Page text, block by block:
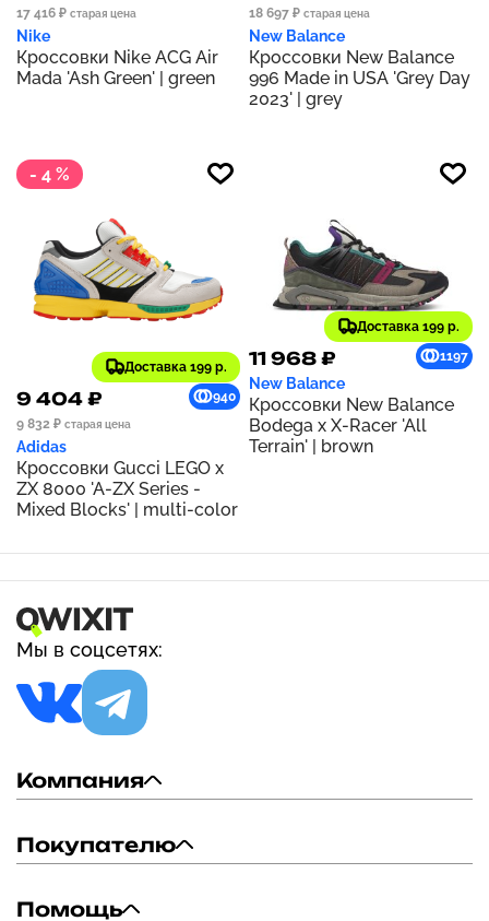
17 416 ₽ старая цена
Nike
Кроссовки Nike ACG Air
Mada 'Ash Green' | green
18 697 ₽ старая цена
New Balance
Кроссовки New Balance
996 Made in USA 'Grey Day
2023' | grey
- 4 %
Доставка 199 р.
9 404 ₽
940
9 832 ₽ старая цена
Adidas
Кроссовки Gucci LEGO x
ZX 8000 'A-ZX Series -
Mixed Blocks' | multi-color
Доставка 199 р.
11 968 ₽ 1197
New Balance
Кроссовки New Balance
Bodega x X-Racer 'All
Terrain' | brown
Мы в соцсетях:
Компания
Покупателю
Помощь